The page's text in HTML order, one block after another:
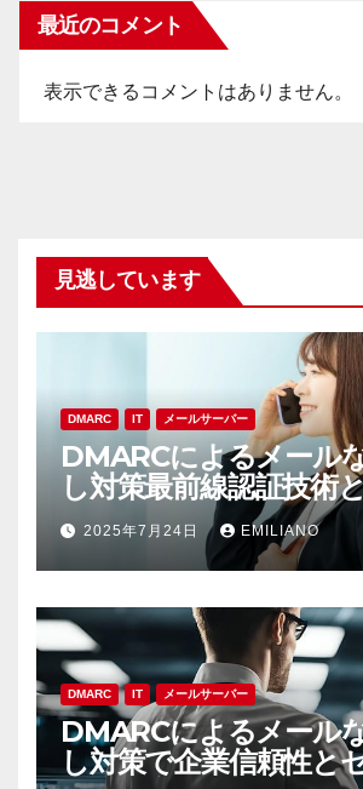
最近のコメント
表示できるコメントはありません。
見逃しています
DMARC IT メールサーバー
DMARCによるメール
し対策最前線認証技術
践ポイント
2025年7月24日 EMILIANO
DMARC IT メールサーバー
DMARCによるメール
し対策で企業信頼性と